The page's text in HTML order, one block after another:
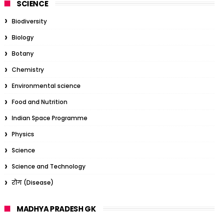
SCIENCE
Biodiversity
Biology
Botany
Chemistry
Environmental science
Food and Nutrition
Indian Space Programme
Physics
Science
Science and Technology
रोग (Disease)
MADHYA PRADESH GK